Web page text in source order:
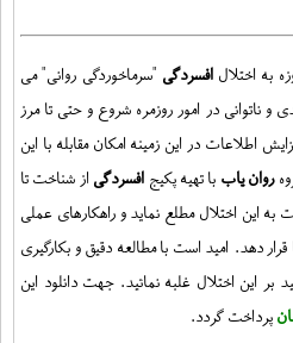
به اختلالافسردگی "سرماخوردگی روانی" می
و ناتوانی در امور روزمره شروع و حتی تا مرز
اطلاعات در این زمینه امکان مقابله با این
روان یاببا تهیه پکیجافسردگیاز شناخت تا
این اختلال مطلع نماید و راهکارهای عملی
دهد. امید است با مطالعه دقیق و بکارگیری
بر این اختلال غلبه نمائید. جهت دانلود این
پرداخت گردد.